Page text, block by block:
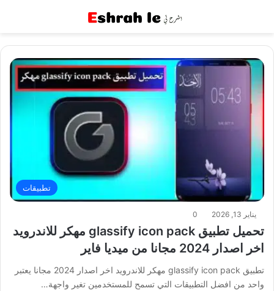
تطبيقات
يناير 13, 2026 0
تحميل تطبيق glassify icon pack مهكر للاندرويد
اخر اصدار 2024 مجانا من ميديا فاير
تطبيق glassify icon pack مهكر للاندرويد اخر اصدار 2024 مجانا يعتبر
واحد من افضل التطبيقات التي تسمح للمستخدمين تغير واجهة…